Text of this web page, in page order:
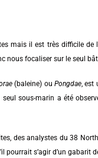
mais il est très difficile
nous focaliser sur le seul
(baleine) ouPongdae, est
sous-marin a été
des analystes du 38
pourrait s’agir d’un